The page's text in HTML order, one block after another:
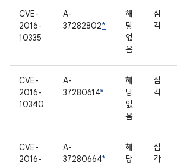
CVE-
2016-
10335
A-
37282802*
해
당
없
음
심
각
CVE-
2016-
10340
A-
37280614*
해
당
없
음
심
각
CVE-
2016-
A-
37280664*
해
당
심
각